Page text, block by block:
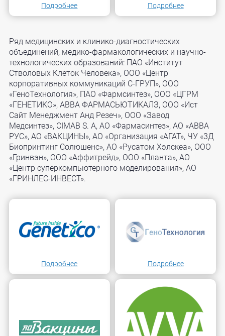
Подробнее Подробнее
Ряд медицинских и клинико-диагностических
объединений, медико-фармакологических и научно-
технологических образований: ПАО «Институт
Стволовых Клеток Человека», ООО «Центр
корпоративных коммуникаций С-ГРУП», ООО
«ГеноТехнология», ПАО «Фармсинтез», ООО «ЦГРМ
«ГЕНЕТИКО», АВВА ФАРМАСЬЮТИКАЛЗ, ООО «Ист
Сайт Менеджмент Анд Резеч», ООО «Завод
Медсинтез», CIMAB S. A, АО «Фармасинтез», АО «АВВА
РУС», АО «ВАКЦИНЫ», АО «Организация «АГАТ», ЧУ «3Д
Биопринтинг Солюшенс», АО «Русатом Хэлскеа», ООО
«Гринвэн», ООО «Аффитрейд», ООО «Планта», АО
«Центр суперкомпьютерного моделирования», АО
«ГРИНЛЕС-ИНВЕСТ».
Подробнее Подробнее